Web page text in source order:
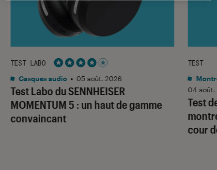
Test Labo du SENNHEISER
MOMENTUM 5 : un haut de gamme
convaincant
TEST LABO
Noté 4 étoiles sur 5
Casques audio • 05 août. 2026
Test
cour
TEST
04 août.